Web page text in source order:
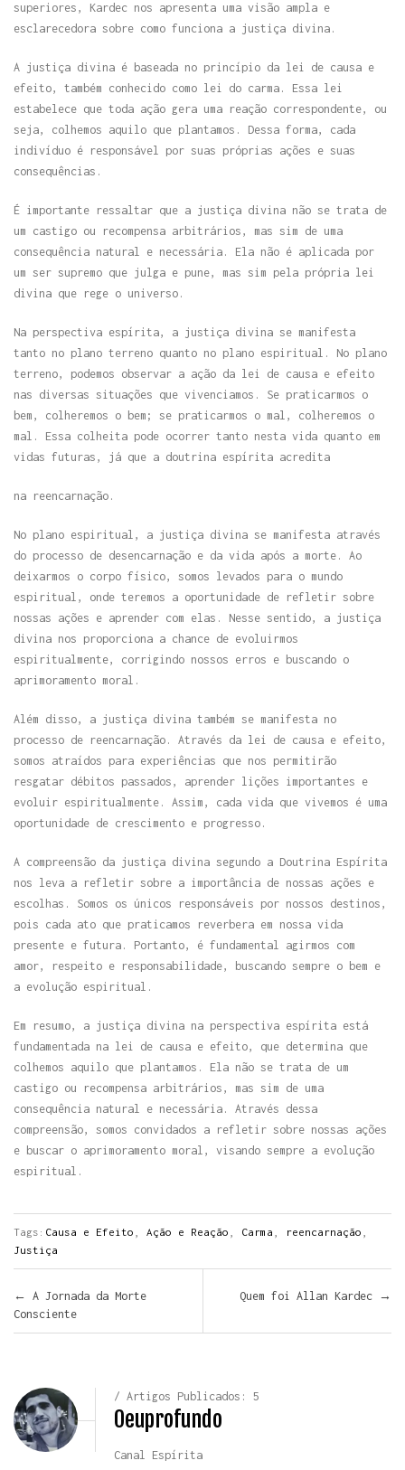
superiores, Kardec nos apresenta uma visão ampla e
esclarecedora sobre como funciona a justiça divina.
A justiça divina é baseada no princípio da lei de causa e
efeito, também conhecido como lei do carma. Essa lei
estabelece que toda ação gera uma reação correspondente, ou
seja, colhemos aquilo que plantamos. Dessa forma, cada
indivíduo é responsável por suas próprias ações e suas
consequências.
É importante ressaltar que a justiça divina não se trata de
um castigo ou recompensa arbitrários, mas sim de uma
consequência natural e necessária. Ela não é aplicada por
um ser supremo que julga e pune, mas sim pela própria lei
divina que rege o universo.
Na perspectiva espírita,
a justiça divina se manifesta
tanto no plano terreno quanto no plano espiritual.
No plano
terreno, podemos observar a ação da lei de causa e efeito
nas diversas situações que vivenciamos. Se praticarmos o
bem, colheremos o bem;
se praticarmos o mal,
colheremos o
mal. Essa colheita pode ocorrer tanto nesta vida quanto em
vidas futuras, já que a doutrina espírita acredita
na reencarnação.
No plano espiritual, a justiça divina se manifesta através
do processo de desencarnação e da vida após a morte. Ao
deixarmos o corpo físico, somos levados para o mundo
espiritual, onde teremos a oportunidade de refletir sobre
nossas ações e aprender com elas. Nesse sentido, a justiça
divina nos proporciona a chance de evoluirmos
espiritualmente, corrigindo nossos erros e buscando o
aprimoramento moral.
Além disso, a justiça divina também se manifesta no
processo de reencarnação. Através da lei de causa e efeito,
somos atraídos para experiências que nos permitirão
resgatar débitos passados, aprender lições importantes e
evoluir espiritualmente. Assim, cada vida que vivemos é uma
oportunidade de crescimento e progresso.
A compreensão da justiça divina segundo a Doutrina Espírita
nos leva a refletir sobre a importância de nossas ações e
escolhas. Somos os únicos responsáveis por nossos destinos,
pois cada ato que praticamos reverbera em nossa vida
presente e futura. Portanto, é fundamental agirmos com
amor, respeito e responsabilidade, buscando sempre o bem e
a evolução espiritual.
Em resumo, a justiça divina na perspectiva espírita está
fundamentada na lei de causa e efeito, que determina que
colhemos aquilo que plantamos. Ela não se trata de um
castigo ou recompensa arbitrários, mas sim de uma
consequência natural e necessária. Através dessa
compreensão, somos convidados a refletir sobre nossas ações
e buscar o aprimoramento moral, visando sempre a evolução
espiritual.
Tags: Causa e Efeito Ação e Reação Carma reencarnação
Justiça
Navegar pelos Posts
← A Jornada da Morte
Consciente
Quem foi Allan Kardec →
/ Artigos Publicados: 5
Oeuprofundo
Canal Espírita